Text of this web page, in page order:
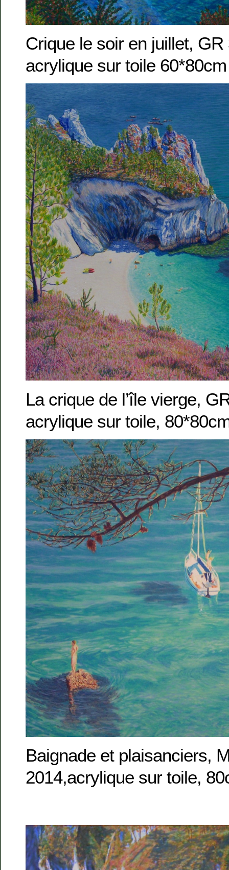
Crique le soir en juillet,
acrylique sur toile 60*80cm
La crique de l’île vierge,
acrylique sur toile,
Baignade et plaisanciers,
2014,acrylique sur toile,